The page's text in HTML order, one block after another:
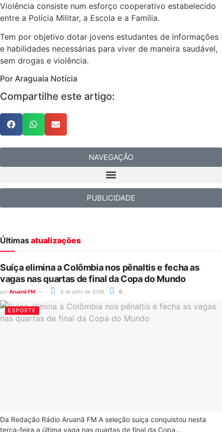
Violência consiste num esforço cooperativo estabelecido
entre a Polícia Militar, a Escola e a Família.
Tem por objetivo dotar jovens estudantes de informações
e habilidades necessárias para viver de maneira saudável,
sem drogas e violência.
Por Araguaia Notícia
Compartilhe este artigo:
NAVEGAÇÃO
PUBLICIDADE
Últimasatualizações
Suíça elimina a Colômbia nos pênaltis e fecha as
vagas nas quartas de final da Copa do Mundo
por Aruanã FM 8 de julho de 2026 0
ESPORTE
Da Redação Rádio Aruanã FM A seleção suíça conquistou nesta
terça-feira a última vaga nas quartas de final da Copa...